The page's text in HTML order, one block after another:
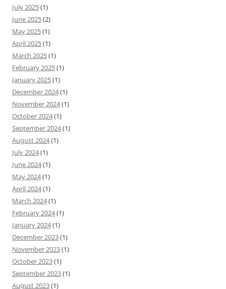
July 2025(1)
June 2025(2)
May 2025(1)
April 2025(1)
March 2025(1)
February 2025(1)
January 2025(1)
December 2024(1)
November 2024(1)
October 2024(1)
September 2024(1)
August 2024(1)
July 2024(1)
June 2024(1)
May 2024(1)
April 2024(1)
March 2024(1)
February 2024(1)
January 2024(1)
December 2023(1)
November 2023(1)
October 2023(1)
September 2023(1)
August 2023(1)